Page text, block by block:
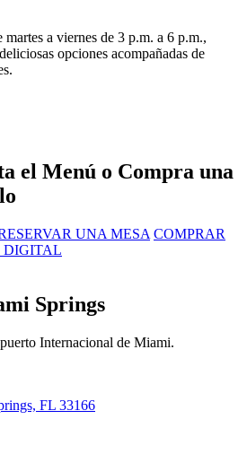
a viernes de 3 p.m. a 6 p.m.,
opciones acompañadas de
el Menú o Compra una
UNA MESA COMPRAR
DIGITAL
Springs
Internacional de Miami.
FL 33166